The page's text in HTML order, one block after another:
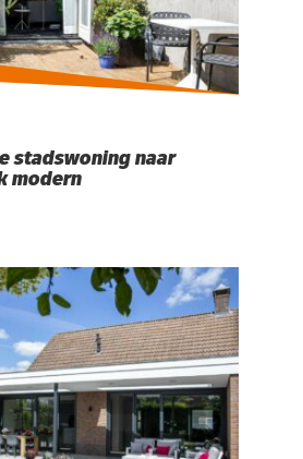
stadswoning naar
modern